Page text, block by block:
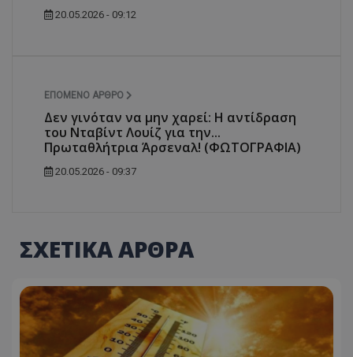
20.05.2026 - 09:12
ΕΠΌΜΕΝΟ ΆΡΘΡΟ
Δεν γινόταν να μην χαρεί: Η αντίδραση
του Νταβίντ Λουίζ για την...
Πρωταθλήτρια Άρσεναλ! (ΦΩΤΟΓΡΑΦΙΑ)
20.05.2026 - 09:37
ΣΧΕΤΙΚΑ ΑΡΘΡΑ